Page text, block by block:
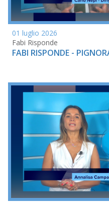
01 luglio 2026
Fabi Risponde
FABI RISPONDE -